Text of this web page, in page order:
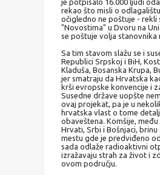
je potpisalo 16.000 ljudi
rekao što misli o
očigledno ne poštuje - rekli
"Novostima" u Dvoru na
se poštuje volja stanovnika
Sa tim stavom slažu se i
Republici Srpskoj i BiH,
Kladuša, Bosanska Krupa,
jer smatraju da Hrvatska
krši evropske konvencije i
Susedne države uopšte
ovaj projekat, pa je u
hrvatska vlast o tome
obaveštena. Komšije, među
Hrvati, Srbi i Bošnjaci, brinu
mestu gde je predviđeno
sada odlaže radioaktivni
izražavaju strah za život i
ovom području.